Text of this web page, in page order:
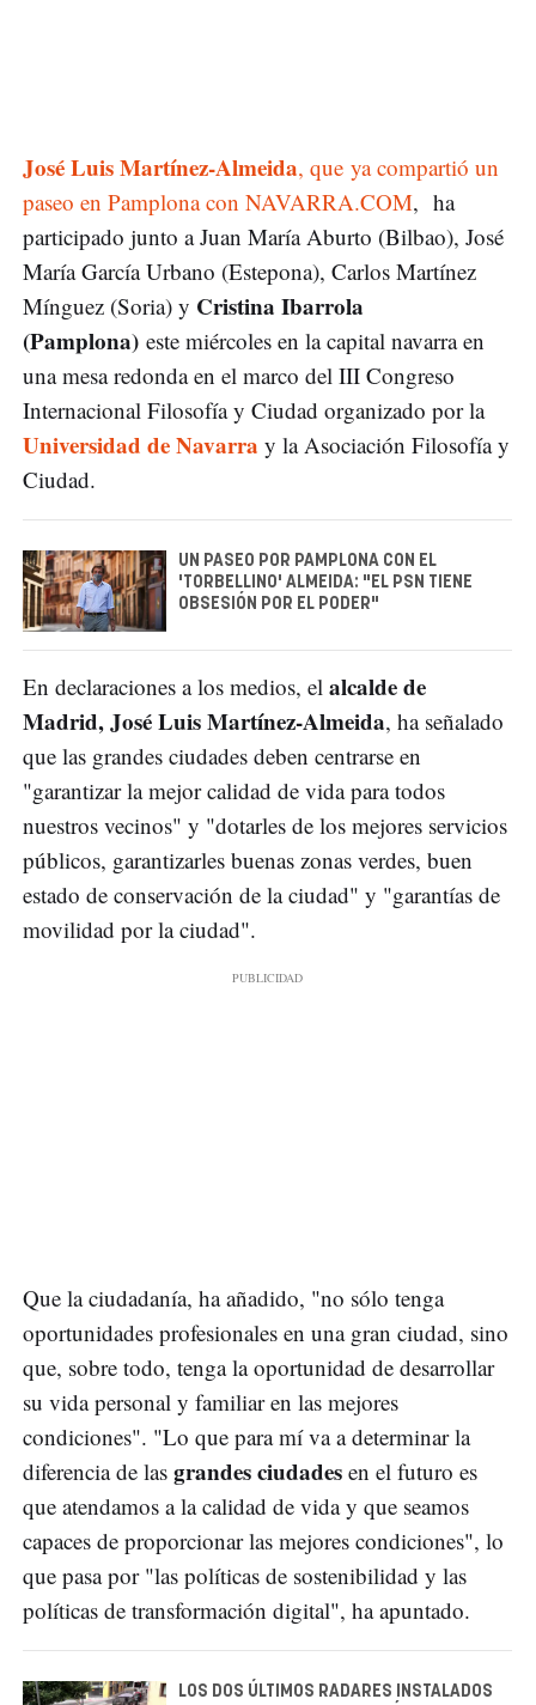
José Luis Martínez-Almeida, que ya compartió un
paseo en Pamplona con NAVARRA.COM, ha
participado junto a Juan María Aburto (Bilbao), José
María García Urbano (Estepona), Carlos Martínez
Mínguez (Soria) y Cristina Ibarrola
(Pamplona) este miércoles en la capital navarra en
una mesa redonda en el marco del III Congreso
Internacional Filosofía y Ciudad organizado por la
Universidad de Navarra y la Asociación Filosofía y
Ciudad.
UN PASEO POR PAMPLONA CON EL
'TORBELLINO' ALMEIDA: "EL PSN TIENE
OBSESIÓN POR EL PODER"
En declaraciones a los medios, el alcalde de
Madrid, José Luis Martínez-Almeida, ha señalado
que las grandes ciudades deben centrarse en
"garantizar la mejor calidad de vida para todos
nuestros vecinos" y "dotarles de los mejores servicios
públicos, garantizarles buenas zonas verdes, buen
estado de conservación de la ciudad" y "garantías de
movilidad por la ciudad".
Que la ciudadanía, ha añadido, "no sólo tenga
oportunidades profesionales en una gran ciudad, sino
que, sobre todo, tenga la oportunidad de desarrollar
su vida personal y familiar en las mejores
condiciones". "Lo que para mí va a determinar la
diferencia de las grandes ciudades en el futuro es
que atendamos a la calidad de vida y que seamos
capaces de proporcionar las mejores condiciones", lo
que pasa por "las políticas de sostenibilidad y las
políticas de transformación digital", ha apuntado.
LOS DOS ÚLTIMOS RADARES INSTALADOS